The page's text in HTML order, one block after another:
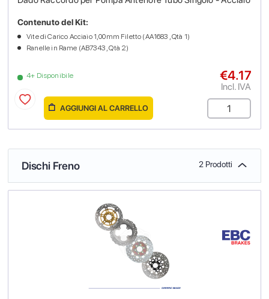
4+ Disponibile
Contenuto del Kit:
Vite di Carico Acciaio 1,00mm Filetto (AA1683 , Qtà 1)
Ranelle in Rame (AB7343 , Qtà 2)
€4.17
Incl. IVA
AGGIUNGI AL CARRELLO
Dischi Freno 2 Prodotti